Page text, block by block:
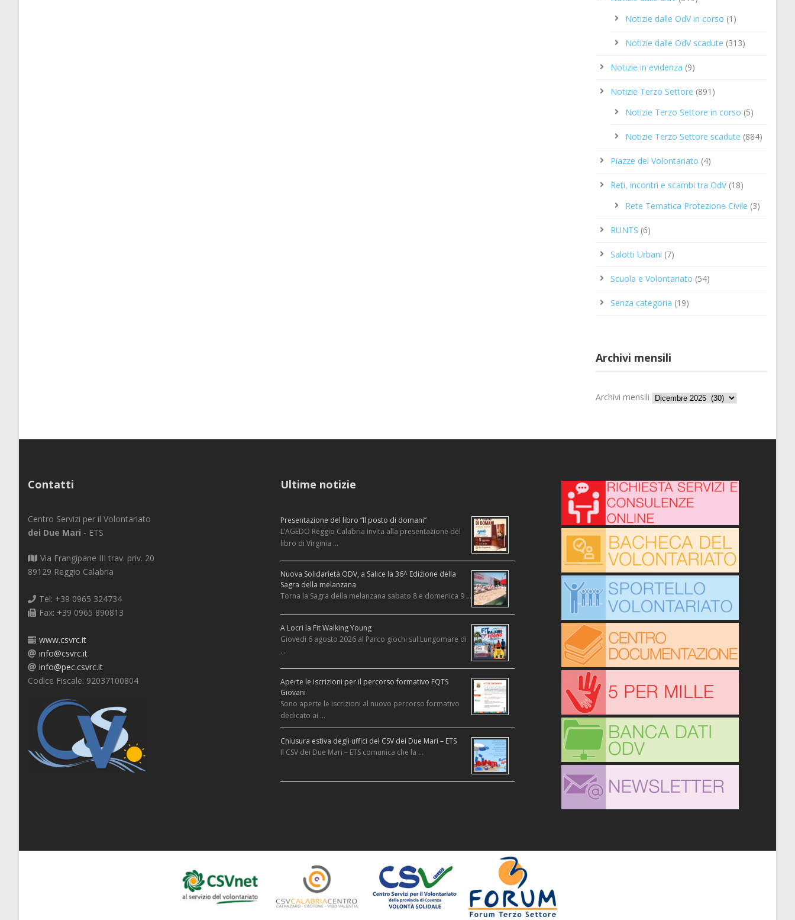
Notizie dalle OdV in corso (1)
Notizie dalle OdV scadute (313)
Notizie in evidenza (9)
Notizie Terzo Settore (891)
Notizie Terzo Settore in corso (5)
Notizie Terzo Settore scadute (884)
Piazze del Volontariato (4)
Reti, incontri e scambi tra OdV(18)
Rete Tematica Protezione Civile (3)
RUNTS (6)
Salotti Urbani (7)
Scuola e Volontariato (54)
Senza categoria (19)
Archivi mensili
Archivi mensili
Contatti
Centro Servizi per il Volontariato
dei Due Mari - ETS
Via Frangipane III trav. priv. 20
89129 Reggio Calabria
Tel: +39 0965 324734
Fax: +39 0965 890813
www.csvrc.it
info@csvrc.it
info@pec.csvrc.it
Codice Fiscale: 92037100804
Ultime notizie
Presentazione del libro “Il posto di domani”
L’AGEDO Reggio Calabria invita alla presentazione del
libro di Virginia …
Nuova Solidarietà ODV, a Salice la 36^ Edizione della
Sagra della melanzana
Torna la Sagra della melanzana sabato 8 e domenica 9 …
A Locri la Fit Walking Young
Giovedì 6 agosto 2026 al Parco giochi sul Lungomare di
…
Aperte le iscrizioni per il percorso formativo FQTS
Giovani
Sono aperte le iscrizioni al nuovo percorso formativo
dedicato ai …
Chiusura estiva degli uffici del CSV dei Due Mari – ETS
Il CSV dei Due Mari – ETS comunica che la …